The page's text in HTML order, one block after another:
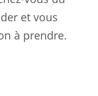
et vous
à prendre.